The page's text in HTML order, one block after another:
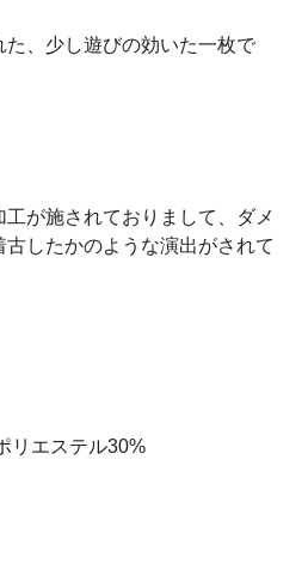
た、少し遊びの効いた一枚で
が施されておりまして、ダメ
したかのような演出がされて
リエステル30%